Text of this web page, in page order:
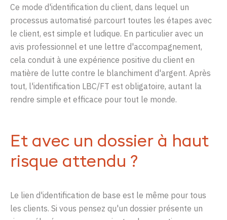
Ce mode d'identification du client, dans lequel un
processus automatisé parcourt toutes les étapes avec
le client, est simple et ludique. En particulier avec un
avis professionnel et une lettre d'accompagnement,
cela conduit à une expérience positive du client en
matière de lutte contre le blanchiment d'argent. Après
tout, l'identification LBC/FT est obligatoire, autant la
rendre simple et efficace pour tout le monde.
Et avec un dossier à haut
risque attendu ?
Le lien d'identification de base est le même pour tous
les clients. Si vous pensez qu'un dossier présente un